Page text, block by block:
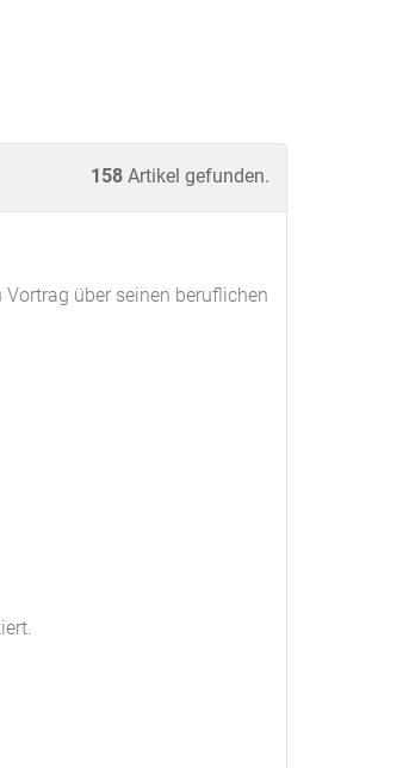
158 Artikel gefunden.
über seinen beruflichen